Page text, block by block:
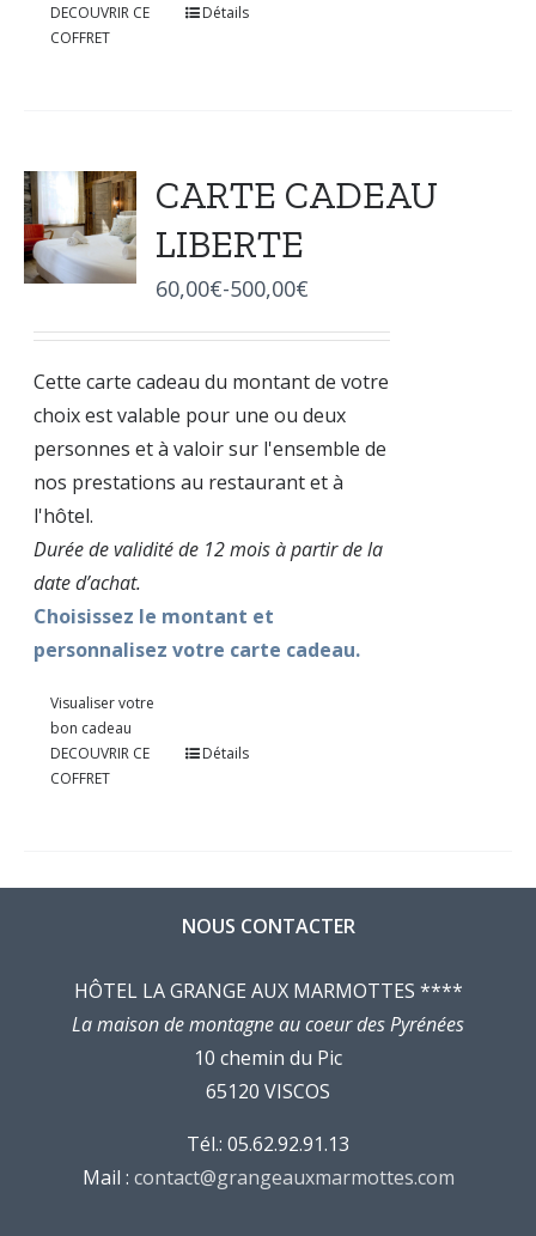
DECOUVRIR CE
COFFRET
Détails
CARTE CADEAU
LIBERTE
60,00€-500,00€
Cette carte cadeau du montant de votre
choix est valable pour une ou deux
personnes et à valoir sur l'ensemble de
nos prestations au restaurant et à
l'hôtel.
Durée de validité de 12 mois à partir de la
date d’achat.
Choisissez le montant et
personnalisez votre carte cadeau.
Visualiser votre
bon cadeau
DECOUVRIR CE
COFFRET
Détails
NOUS CONTACTER
HÔTEL LA GRANGE AUX MARMOTTES ****
La maison de montagne au coeur des Pyrénées
10 chemin du Pic
65120 VISCOS
Tél.: 05.62.92.91.13
Mail : contact@grangeauxmarmottes.com